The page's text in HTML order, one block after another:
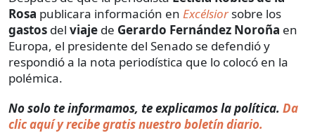
Rosa publicara información en Excélsiorsobre los
gastos del viaje de Gerardo Fernández Noroña en
Europa, el presidente del Senado se defendió y
respondió a la nota periodística que lo colocó en la
polémica.
No solo te informamos, te explicamos la política. Da
clic aquí y recibe gratis nuestro boletín diario.